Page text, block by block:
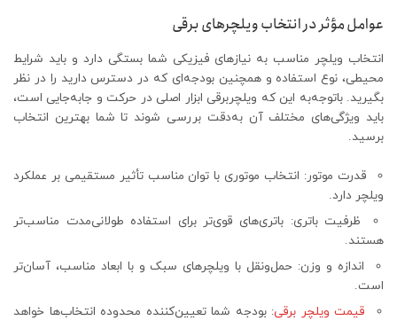
عوامل مؤثر در انتخاب ویلچرهای برقی
انتخاب ویلچر مناسب به نیازهای فیزیکی شما بستگی دارد و باید شرایط
محیطی، نوع استفاده و همچنین بودجه‌ای که در دسترس دارید را در نظر
بگیرید. باتوجه‌به این که ویلچربرقی ابزار اصلی در حرکت و جابه‌جایی است،
باید ویژگی‌های مختلف آن به‌دقت بررسی شوند تا شما بهترین انتخاب
برسید.
قدرت موتور: انتخاب موتوری با توان مناسب تأثیر مستقیمی بر عملکرد
ویلچر دارد.
ظرفیت باتری: باتری‌های قوی‌تر برای استفاده طولانی‌مدت مناسب‌تر
هستند.
اندازه و وزن: حمل‌ونقل با ویلچرهای سبک و با ابعاد مناسب، آسان‌تر
است.
قیمت ویلچر برقی: بودجه شما تعیین‌کننده محدوده انتخاب‌ها خواهد